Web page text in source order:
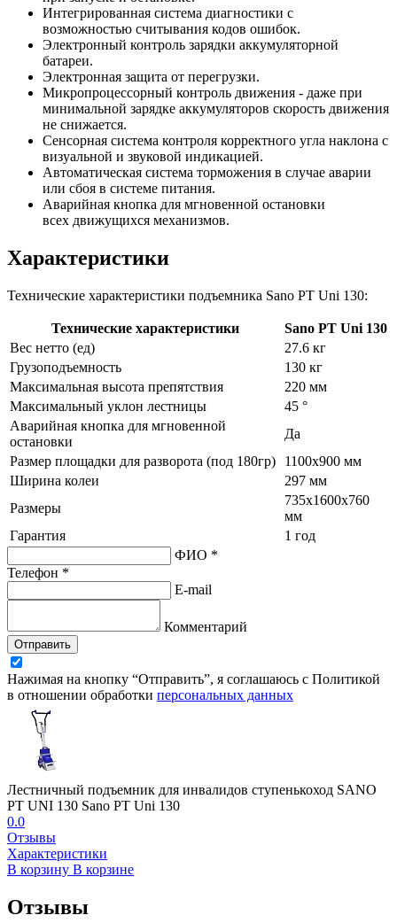
Интегрированная система диагностики с
возможностью считывания кодов ошибок.
Электронный контроль зарядки аккумуляторной
батареи.
Электронная защита от перегрузки.
Микропроцессорный контроль движения - даже при
минимальной зарядке аккумуляторов скорость движения
не снижается.
Сенсорная система контроля корректного угла наклона с
визуальной и звуковой индикацией.
Автоматическая система торможения в случае аварии
или сбоя в системе питания.
Аварийная кнопка для мгновенной остановки
всех движущихся механизмов.
Характеристики
Технические характеристики подъемника Sano PT Uni 130:
Технические характеристики
Sano PT Uni 130
Вес нетто (ед)
27.6 кг
Грузоподъемность
130 кг
Максимальная высота препятствия
220 мм
Максимальный уклон лестницы
45 °
Аварийная кнопка для мгновенной
остановки
Да
Размер площадки для разворота (под 180гр)
1100х900 мм
Ширина колеи
297 мм
Размеры
735х1600х760
мм
Гарантия
1 год
ФИО *
Телефон *
E-mail
Комментарий
Отправить
Нажимая на кнопку “Отправить”, я соглашаюсь с Политикой
в отношении обработки персональных данных
Лестничный подъемник для инвалидов ступенькоход SANO
PT UNI 130 Sano PT Uni 130
0.0
Отзывы
Характеристики
В корзину В корзине
Отзывы